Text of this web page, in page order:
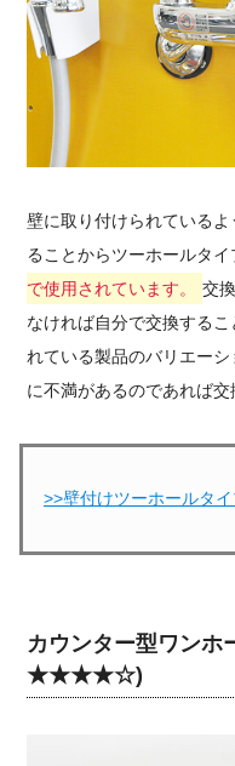
壁に取り付けられている
ることからツーホールタイ
で使用されています。
交
なければ自分で交換する
れている製品のバリエー
に不満があるのであれば
>>壁付けツーホールタ
カウンター型ワンホ
★★★★☆)